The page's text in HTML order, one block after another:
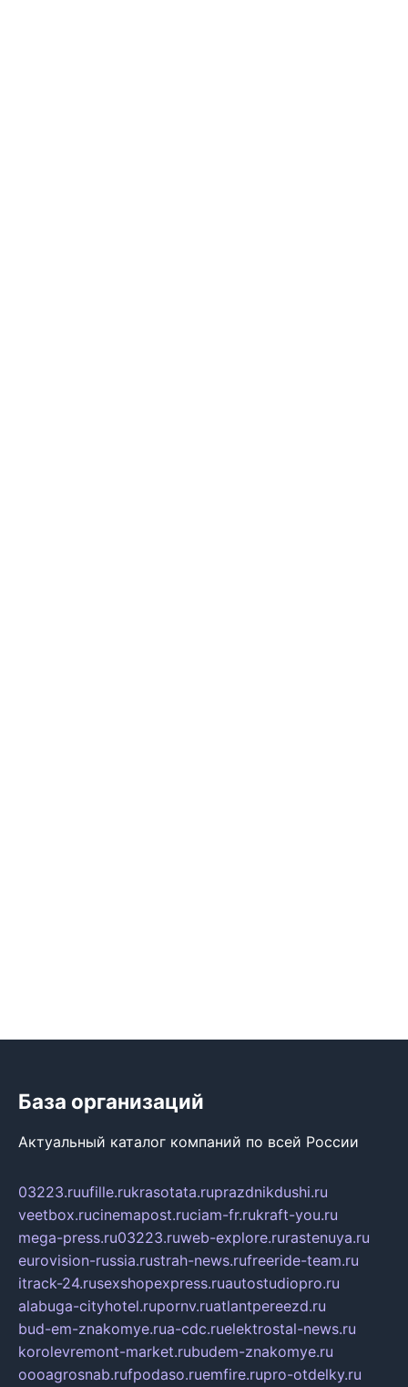
База организаций
Актуальный каталог компаний по всей России
03223.ruufille.rukrasotata.ruprazdnikdushi.ru
veetbox.rucinemapost.ruciam-fr.rukraft-you.ru
mega-press.ru03223.ruweb-explore.rurastenuya.ru
eurovision-russia.rustrah-news.rufreeride-team.ru
itrack-24.rusexshopexpress.ruautostudiopro.ru
alabuga-cityhotel.rupornv.ruatlantpereezd.ru
bud-em-znakomye.rua-cdc.ruelektrostal-news.ru
korolevremont-market.rubudem-znakomye.ru
oooagrosnab.rufpodaso.ruemfire.rupro-otdelky.ru